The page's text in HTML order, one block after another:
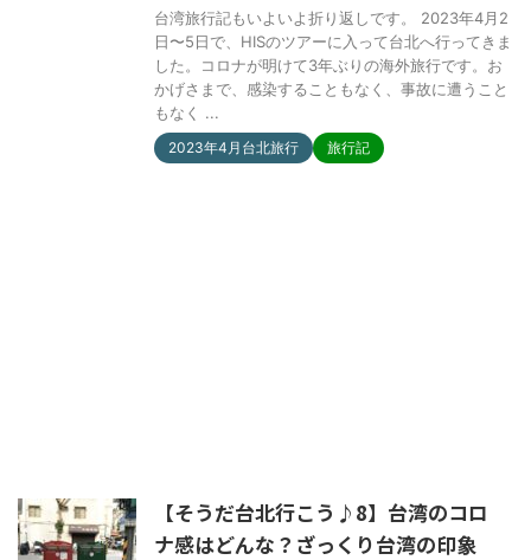
台湾旅行記もいよいよ折り返しです。 2023年4月2
日〜5日で、HISのツアーに入って台北へ行ってきま
した。コロナが明けて3年ぶりの海外旅行です。お
かげさまで、感染することもなく、事故に遭うこと
もなく ...
2023年4月台北旅行 旅行記
【そうだ台北行こう♪8】台湾のコロ
ナ感はどんな？ざっくり台湾の印象